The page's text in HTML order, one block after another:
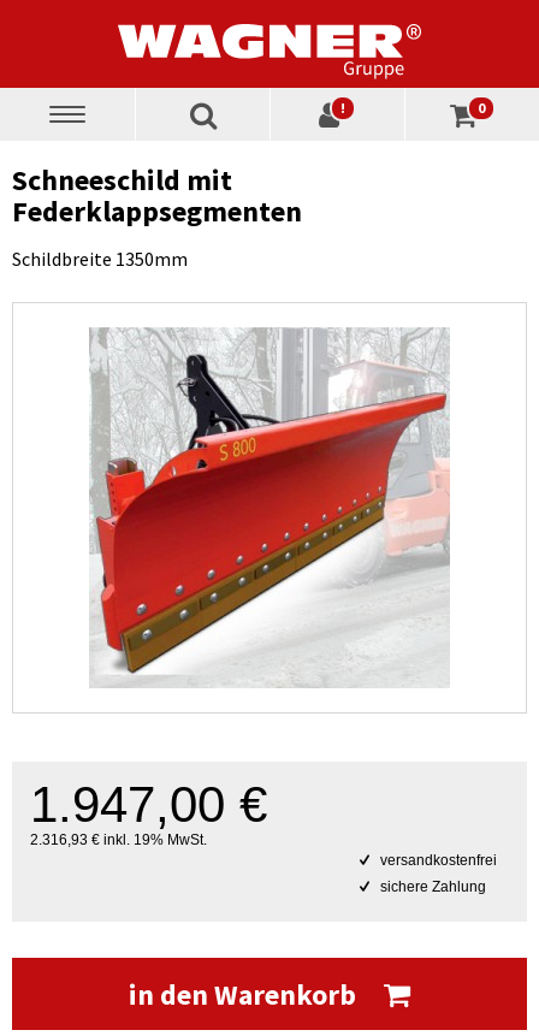
Toggle
! 0
Schneeschild mit
Federklappsegmenten
Schildbreite 1350mm
1.947,00 €
2.316,93 € inkl. 19% MwSt.
versandkostenfrei
sichere Zahlung
in den Warenkorb